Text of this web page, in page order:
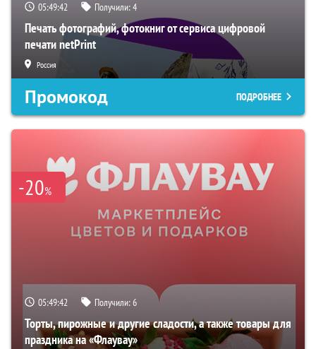
05:49:41 Получили:4
Печать фотографий, фотокниг от сервиса цифровой
печати netPrint
Россия
Промокод ПОДРОБНЕЕ
-20%
05:49:41 Получили:6
Торты, пирожные и другие сладости, а также товары для
праздника на «Флаувау»